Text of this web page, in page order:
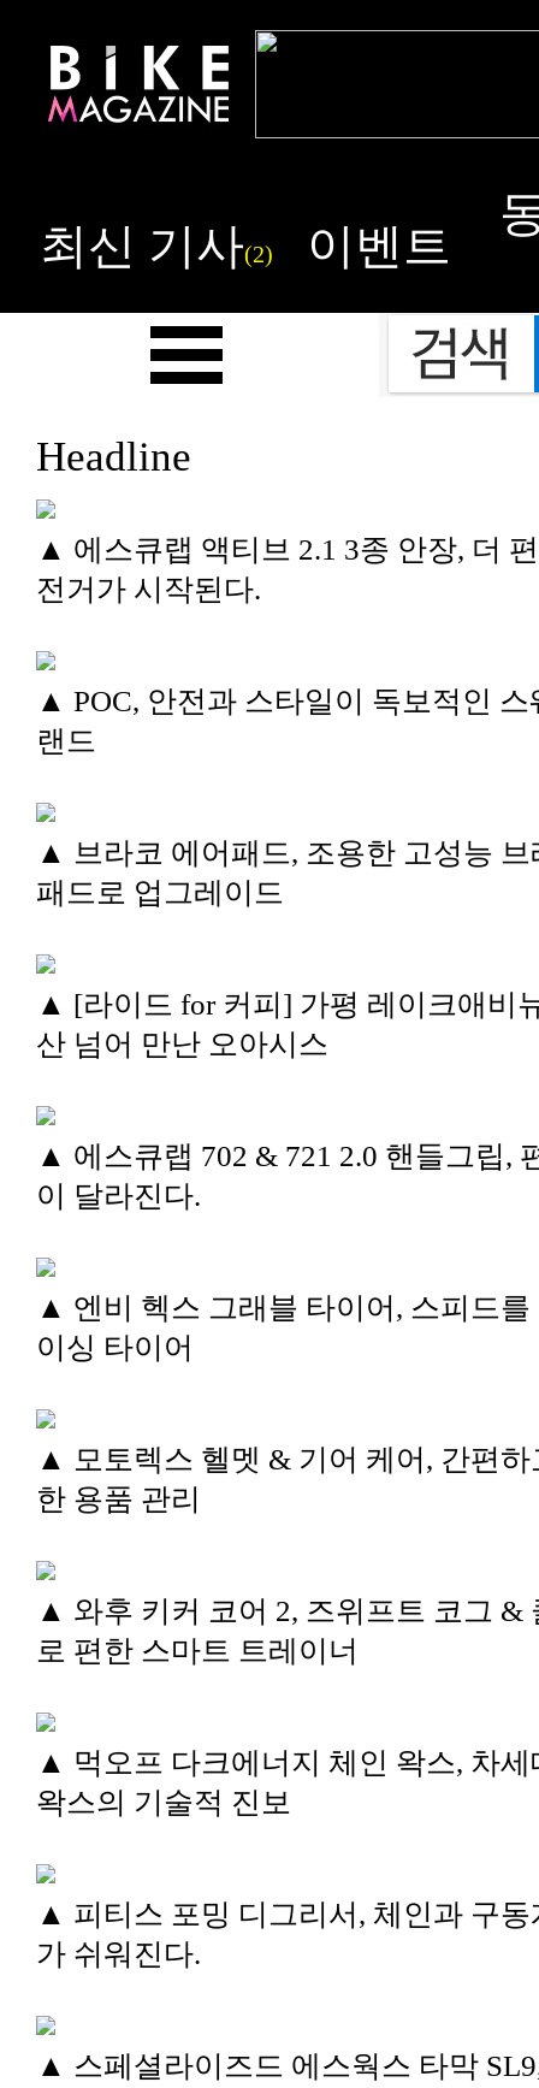
최신 기사(2) 이벤트
Headline
▲ 에스큐랩 액티브 2.1 3종 안장, 더
전거가 시작된다.
▲ POC, 안전과 스타일이 독보적인 스
랜드
▲ 브라코 에어패드, 조용한 고성능 브
패드로 업그레이드
▲ [라이드 for 커피] 가평 레이크애비
산 넘어 만난 오아시스
▲ 에스큐랩 702 & 721 2.0 핸들그립,
이 달라진다.
▲ 엔비 헥스 그래블 타이어, 스피드를
이싱 타이어
▲ 모토렉스 헬멧 & 기어 케어, 간편하
한 용품 관리
▲ 와후 키커 코어 2, 즈위프트 코그 &
로 편한 스마트 트레이너
▲ 먹오프 다크에너지 체인 왁스, 차세
왁스의 기술적 진보
▲ 피티스 포밍 디그리서, 체인과 구동
가 쉬워진다.
▲ 스페셜라이즈드 에스웍스 타막